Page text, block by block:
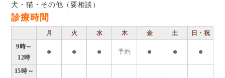
犬・猫・その他（要相談）
診療時間
月 火 水 木 金 土
日・祝
9時～
12時
● ● ● 予約 ● ● ●
15時～